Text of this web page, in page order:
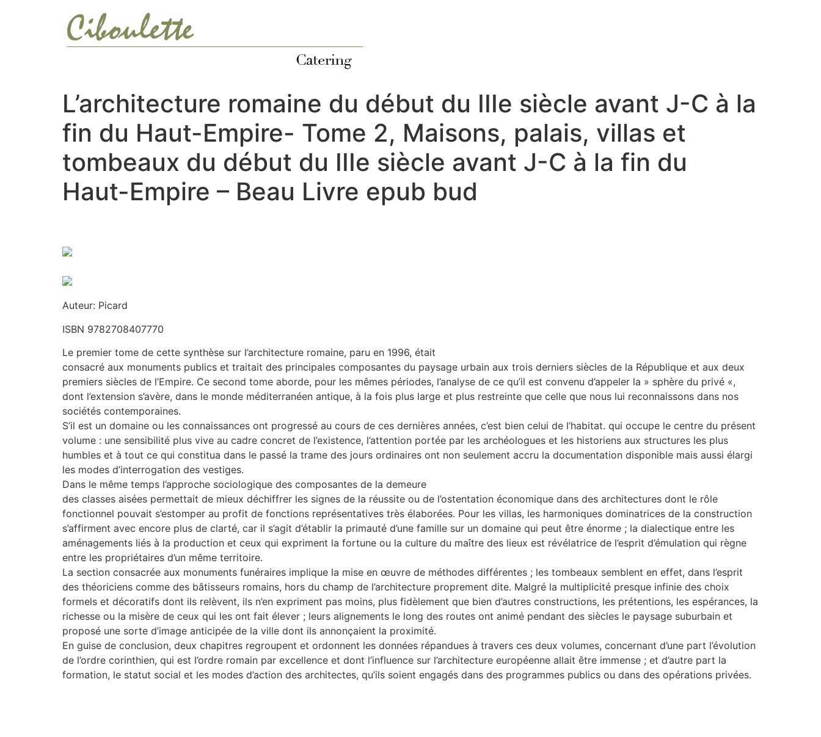
L’architecture romaine du début du IIIe siècle avant J-C à la
fin du Haut-Empire- Tome 2, Maisons, palais, villas et
tombeaux du début du IIIe siècle avant J-C à la fin du
Haut-Empire – Beau Livre epub bud
Auteur: Picard
ISBN 9782708407770
Le premier tome de cette synthèse sur l’architecture romaine, paru en 1996, était
consacré aux monuments publics et traitait des principales composantes du paysage urbain aux trois derniers siècles de la République et aux deux
premiers siècles de l’Empire. Ce second tome aborde, pour les mêmes périodes, l’analyse de ce qu’il est convenu d’appeler la » sphère du privé «,
dont l’extension s’avère, dans le monde méditerranéen antique, à la fois plus large et plus restreinte que celle que nous lui reconnaissons dans nos
sociétés contemporaines.
S’il est un domaine ou les connaissances ont progressé au cours de ces dernières années, c’est bien celui de l’habitat. qui occupe le centre du présent
volume : une sensibilité plus vive au cadre concret de l’existence, l’attention portée par les archéologues et les historiens aux structures les plus
humbles et à tout ce qui constitua dans le passé la trame des jours ordinaires ont non seulement accru la documentation disponible mais aussi élargi
les modes d’interrogation des vestiges.
Dans le même temps l’approche sociologique des composantes de la demeure
des classes aisées permettait de mieux déchiffrer les signes de la réussite ou de l’ostentation économique dans des architectures dont le rôle
fonctionnel pouvait s’estomper au profit de fonctions représentatives très élaborées. Pour les villas, les harmoniques dominatrices de la construction
s’affirment avec encore plus de clarté, car il s’agit d’établir la primauté d’une famille sur un domaine qui peut être énorme ; la dialectique entre les
aménagements liés à la production et ceux qui expriment la fortune ou la culture du maître des lieux est révélatrice de l’esprit d’émulation qui règne
entre les propriétaires d’un même territoire.
La section consacrée aux monuments funéraires implique la mise en œuvre de méthodes différentes ; les tombeaux semblent en effet, dans l’esprit
des théoriciens comme des bâtisseurs romains, hors du champ de l’architecture proprement dite. Malgré la multiplicité presque infinie des choix
formels et décoratifs dont ils relèvent, ils n’en expriment pas moins, plus fidèlement que bien d’autres constructions, les prétentions, les espérances, la
richesse ou la misère de ceux qui les ont fait élever ; leurs alignements le long des routes ont animé pendant des siècles le paysage suburbain et
proposé une sorte d’image anticipée de la ville dont ils annonçaient la proximité.
En guise de conclusion, deux chapitres regroupent et ordonnent les données répandues à travers ces deux volumes, concernant d’une part l’évolution
de l’ordre corinthien, qui est l’ordre romain par excellence et dont l’influence sur l’architecture européenne allait être immense ; et d’autre part la
formation, le statut social et les modes d’action des architectes, qu’ils soient engagés dans des programmes publics ou dans des opérations privées.